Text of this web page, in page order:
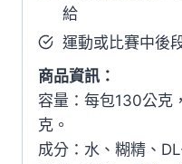
給
運動或比賽中後
商品資訊：
容量：每包130公克
克。
成分：水、糊精、